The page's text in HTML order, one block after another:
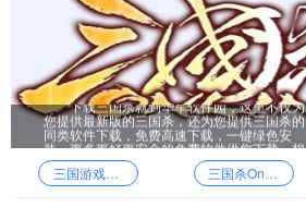
下载三国杀就到华军软件园，这里不仅为
您提供最新版的三国杀，还为您提供三国杀的
同类软件下载，免费高速下载，一键绿色安
装，更多更好更安全的免费软件供您下载。想
了解更多国内外最新的绿色免费软件，下载更
多内容，尽在华军软件下载！
三国游戏单机版 三国杀Online